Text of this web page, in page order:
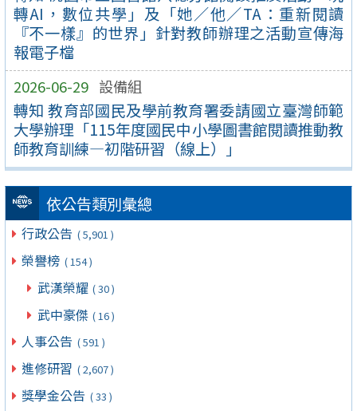
轉AI，數位共學」及「她／他／TA：重新閱讀
『不一樣』的世界」針對教師辦理之活動宣傳海
報電子檔
2026-06-29 設備組
轉知 教育部國民及學前教育署委請國立臺灣師範
大學辦理「115年度國民中小學圖書館閱讀推動教
師教育訓練—初階研習（線上）」
依公告類別彙總
行政公告 ( 5,901 )
榮譽榜 ( 154 )
武漢榮耀 ( 30 )
武中豪傑 ( 16 )
人事公告 ( 591 )
進修研習 ( 2,607 )
獎學金公告 ( 33 )